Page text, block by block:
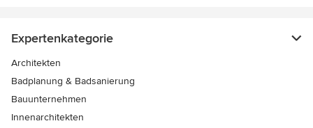
Expertenkategorie
Architekten
Badplanung & Badsanierung
Bauunternehmen
Innenarchitekten